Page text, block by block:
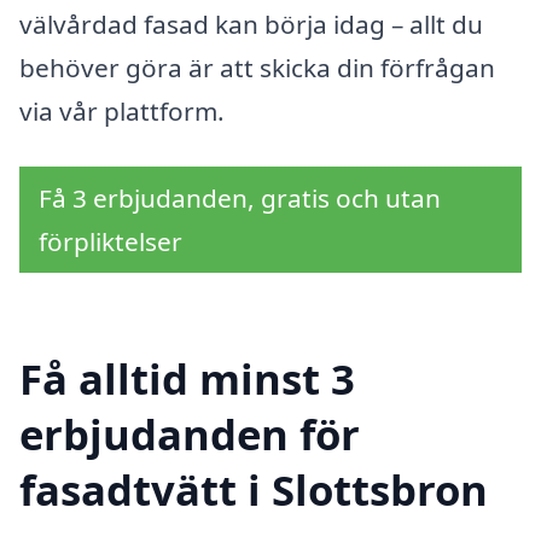
välvårdad fasad kan börja idag – allt du
behöver göra är att skicka din förfrågan
via vår plattform.
Få 3 erbjudanden, gratis och utan
förpliktelser
Få alltid minst 3
erbjudanden för
fasadtvätt i Slottsbron